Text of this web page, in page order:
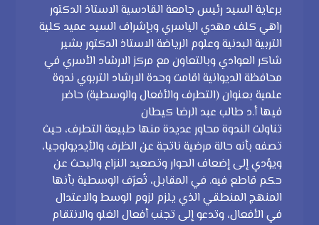
برعاية السيد رئيس جامعة القادسية الاستاذ الدكتور
راهي كلف مهدي الياسري وبإشراف السيد عميد كلية
التربية البدنية وعلوم الرياضة الاستاذ الدكتور بشير
شاكر العوادي وبالتعاون مع مركز الارشاد الأسري في
محافظة الديوانية اقامت وحدة الارشاد التربوي ندوة
علمية بعنوان (التطرف والأفعال والوسطية) حاضر
فيها أ.د طالب عبد الرضا كيطان
تناولت الندوة محاور عديدة منها طبيعة التطرف، حيث
تصفه بأنه حالة مرضية ناتجة عن الظرف والأيديولوجيا،
ويؤدي إلى إضعاف الحوار وتصعيد النزاع والبحث عن
حكم قاطع فيه. في المقابل، تُعرّف الوسطية بأنها
المنهج المنطقي الذي يلزم لزوم الوسط والاعتدال
في الأفعال، وتدعو إلى تجنب أفعال الغلو والانتقام